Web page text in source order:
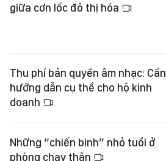
giữa cơn lốc đô thị hóa
Thu phí bản quyền âm nhạc: Cần
hướng dẫn cụ thể cho hộ kinh
doanh
Những “chiến binh” nhỏ tuổi ở
phòng chạy thận